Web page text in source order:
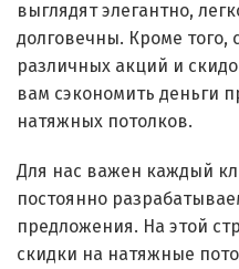
выглядят элегантно,
долговечны. Кроме того,
различных акций и
вам сэкономить деньги
натяжных потолков.
Для нас важен каждый
постоянно
предложения. На этой
скидки на натяжные